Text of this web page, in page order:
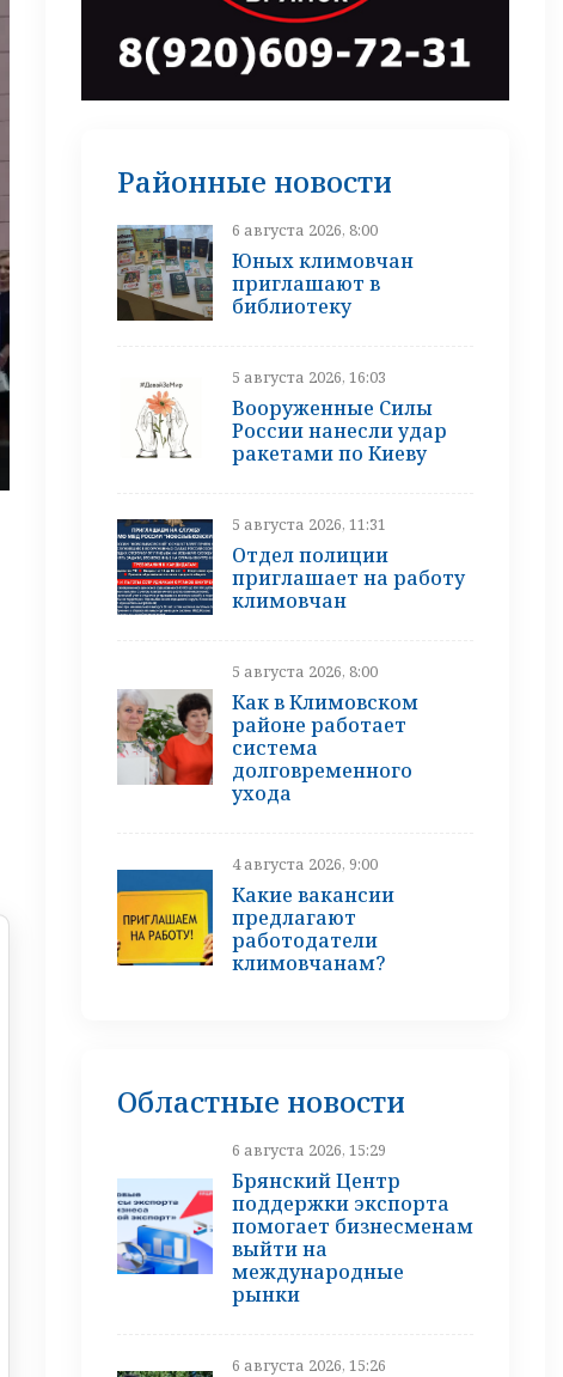
Районные новости
6 августа 2026, 8:00
Юных климовчан
приглашают в
библиотеку
5 августа 2026, 16:03
Вооруженные Силы
России нанесли удар
ракетами по Киеву
5 августа 2026, 11:31
Отдел полиции
приглашает на работу
климовчан
5 августа 2026, 8:00
Как в Климовском
районе работает
система
долговременного
ухода
4 августа 2026, 9:00
Какие вакансии
предлагают
работодатели
климовчанам?
Областные новости
6 августа 2026, 15:29
Брянский Центр
поддержки экспорта
помогает бизнесменам
выйти на
международные
рынки
6 августа 2026, 15:26